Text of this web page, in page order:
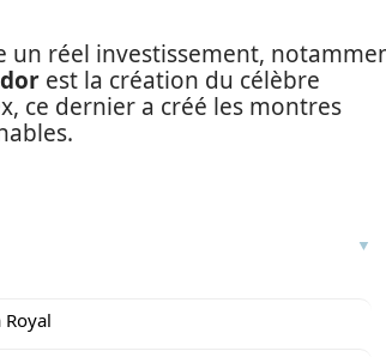
un réel investissement,
est la création du célèbre
ce dernier a créé les montres
Royal